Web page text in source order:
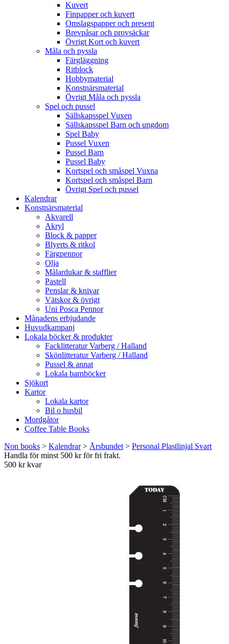
Kuvert
Finpapper och kuvert
Omslagspapper och present
Brevpåsar och provsäckar
Övrigt Kort och kuvert
Måla och pyssla
Färgläggning
Ritblock
Hobbymaterial
Konstnärsmaterial
Övrigt Måla och pyssla
Spel och pussel
Sällskapsspel Vuxen
Sällskapsspel Barn och ungdom
Spel Baby
Pussel Vuxen
Pussel Barn
Pussel Baby
Kortspel och småspel Vuxna
Kortspel och småspel Barn
Övrigt Spel och pussel
Kalendrar
Konstnärsmaterial
Akvarell
Akryl
Block & papper
Blyerts & ritkol
Färgpennor
Olja
Målardukar & stafflier
Pastell
Penslar & knivar
Vätskor & övrigt
Uni Posca Pennor
Månadens erbjudande
Huvudkampanj
Lokala böcker & produkter
Facklitteratur Varberg / Halland
Skönlitteratur Varberg / Halland
Pussel & annat
Lokala barnböcker
Sjökort
Kartor
Lokala kartor
Bil o husbil
Mordgåtor
Coffee Table Books
Non books > Kalendrar> Årsbundet > Personal Plastlinjal Svart
Handla för minst 500 kr för fri frakt.
500 kr kvar